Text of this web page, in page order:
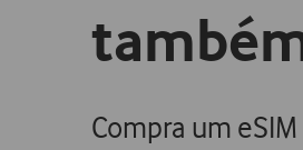
Compra um